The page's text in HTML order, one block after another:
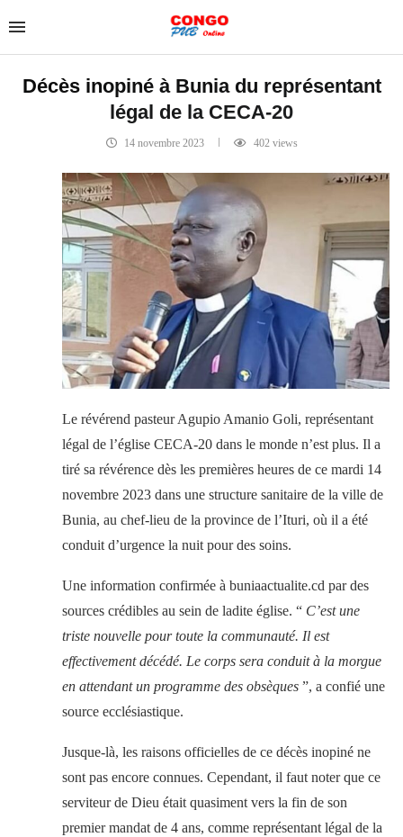
Décès inopiné à Bunia du représentant
légal de la CECA-20
14 novembre 2023 402views
Le révérend pasteur Agupio Amanio Goli, représentant
légal de l’église CECA-20 dans le monde n’est plus. Il a
tiré sa révérence dès les premières heures de ce mardi 14
novembre 2023 dans une structure sanitaire de la ville de
Bunia, au chef-lieu de la province de l’Ituri, où il a été
conduit d’urgence la nuit pour des soins.
Une information confirmée à buniaactualite.cd par des
sources crédibles au sein de ladite église. “ C’est une
triste nouvelle pour toute la communauté. Il est
effectivement décédé. Le corps sera conduit à la morgue
en attendant un programme des obsèques ”, a confié une
source ecclésiastique.
Jusque-là, les raisons officielles de ce décès inopiné ne
sont pas encore connues. Cependant, il faut noter que ce
serviteur de Dieu était quasiment vers la fin de son
premier mandat de 4 ans, comme représentant légal de la